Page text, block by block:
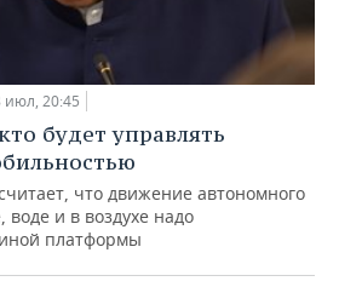
июл, 20:45
будет управлять
что движение автономного
и в воздухе надо
платформы